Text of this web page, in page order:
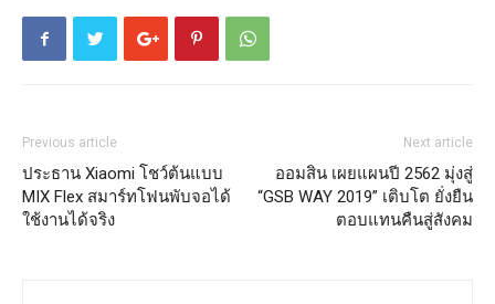
Previous article
ประธาน Xiaomi โชว์ต้นแบบ
MIX Flex สมาร์ทโฟนพับจอได้
ใช้งานได้จริง
Next article
ออมสิน เผยแผนปี 2562 มุ่งสู่
“GSB WAY 2019” เติบโต ยั่งยืน
ตอบแทนคืนสู่สังคม